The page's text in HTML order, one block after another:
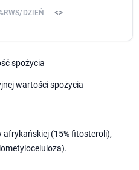
<>
spożycia
wartości spożycia
(15% fitosteroli),